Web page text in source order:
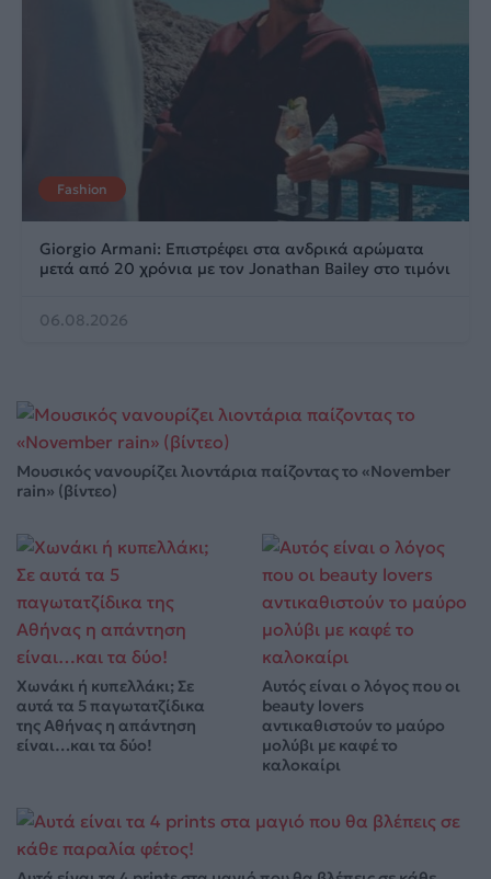
Fashion
Giorgio Armani: Επιστρέφει στα ανδρικά αρώματα
μετά από 20 χρόνια με τον Jonathan Bailey στο τιμόνι
06.08.2026
Μουσικός νανουρίζει λιοντάρια παίζοντας το «November
rain» (βίντεο)
Χωνάκι ή κυπελλάκι; Σε
αυτά τα 5 παγωτατζίδικα
της Αθήνας η απάντηση
είναι…και τα δύο!
Αυτός είναι ο λόγος που οι
beauty lovers
αντικαθιστούν το μαύρο
μολύβι με καφέ το
καλοκαίρι